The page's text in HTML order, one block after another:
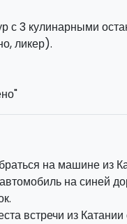
двух маршрутов:
с дегустации
молочных фабрик
местных блюд и,
сицилийские
с 3 кулинарными
ликер).
на машине из
на синей
встречи из